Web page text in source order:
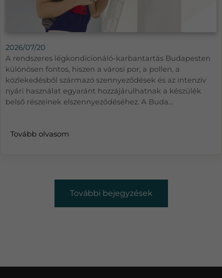
2026/07/20
A rendszeres légkondicionáló-karbantartás Budapesten
különösen fontos, hiszen a városi por, a pollen, a
közlekedésből származó szennyeződések és az intenzív
nyári használat egyaránt hozzájárulhatnak a készülék
belső részeinek elszennyeződéséhez. A Buda...
Tovább olvasom
További bejegyzések